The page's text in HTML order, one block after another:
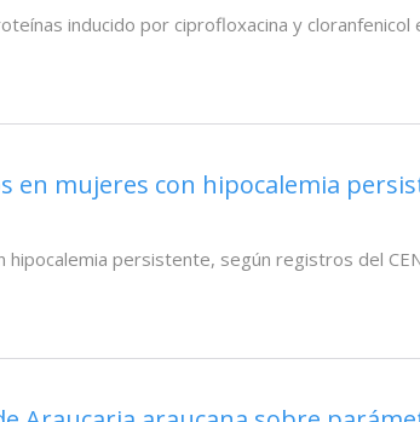
inducido por ciprofloxacina y cloranfenicol
en mujeres con hipocalemia
persistente, según registros del